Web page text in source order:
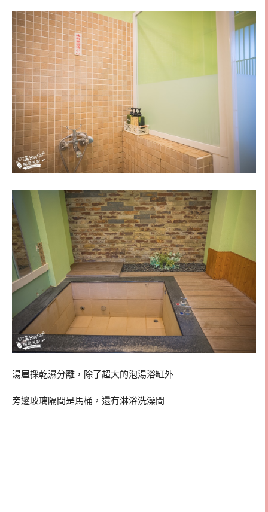
湯屋採乾濕分離，除了超大的泡湯浴缸外
旁邊玻璃隔間是馬桶，還有淋浴洗澡間